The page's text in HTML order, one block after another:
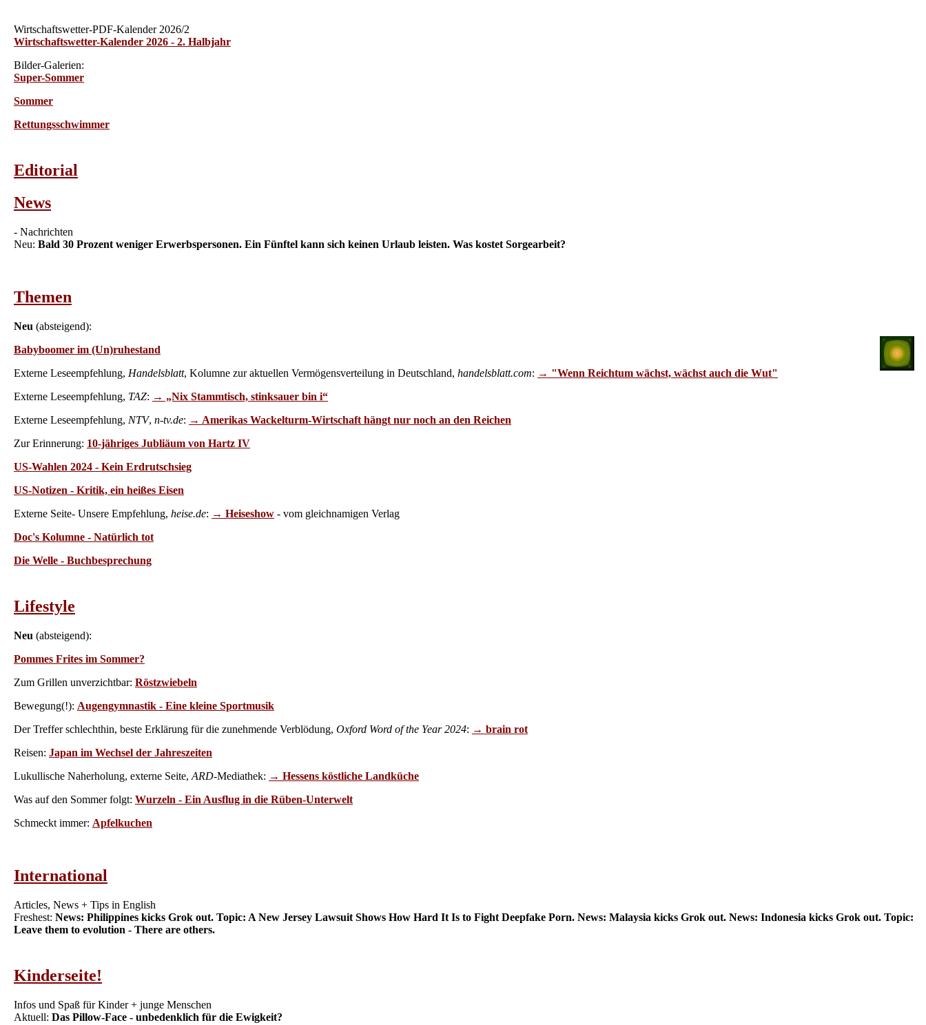
Wirtschaftswetter-PDF-Kalender 2026/2
Wirtschaftswetter-Kalender 2026 - 2. Halbjahr
Bilder-Galerien:
Super-Sommer
Sommer
Rettungsschwimmer
Editorial
News
- Nachrichten
Neu: Bald 30 Prozent weniger Erwerbspersonen. Ein Fünftel kann sich keinen Urlaub leisten. Was kostet Sorgearbeit?
Themen
Neu (absteigend):
Babyboomer im (Un)ruhestand
Externe Leseempfehlung, Handelsblatt, Kolumne zur aktuellen Vermögensverteilung in Deutschland, handelsblatt.com: → "Wenn Reichtum wächst, wächst auch die Wut"
Externe Leseempfehlung, TAZ: → „Nix Stammtisch, stinksauer bin i“
Externe Leseempfehlung, NTV, n-tv.de: → Amerikas Wackelturm-Wirtschaft hängt nur noch an den Reichen
Zur Erinnerung: 10-jähriges Jubliäum von Hartz IV
US-Wahlen 2024 - Kein Erdrutschsieg
US-Notizen - Kritik, ein heißes Eisen
Externe Seite- Unsere Empfehlung, heise.de: → Heiseshow - vom gleichnamigen Verlag
Doc's Kolumne - Natürlich tot
Die Welle - Buchbesprechung
Lifestyle
Neu (absteigend):
Pommes Frites im Sommer?
Zum Grillen unverzichtbar: Röstzwiebeln
Bewegung(!): Augengymnastik - Eine kleine Sportmusik
Der Treffer schlechthin, beste Erklärung für die zunehmende Verblödung, Oxford Word of the Year 2024: → brain rot
Reisen: Japan im Wechsel der Jahreszeiten
Lukullische Naherholung, externe Seite, ARD-Mediathek: → Hessens köstliche Landküche
Was auf den Sommer folgt: Wurzeln - Ein Ausflug in die Rüben-Unterwelt
Schmeckt immer: Apfelkuchen
International
Articles, News + Tips in English
Freshest: News: Philippines kicks Grok out. Topic: A New Jersey Lawsuit Shows How Hard It Is to Fight Deepfake Porn. News: Malaysia kicks Grok out. News: Indonesia kicks Grok out. Topic:
Leave them to evolution - There are others.
Kinderseite!
Infos und Spaß für Kinder + junge Menschen
Aktuell: Das Pillow-Face - unbedenklich für die Ewigkeit?